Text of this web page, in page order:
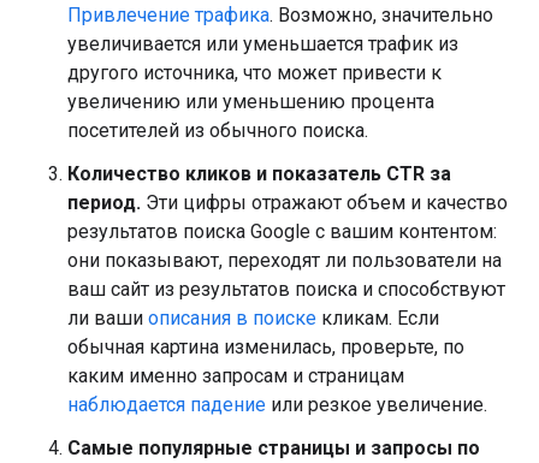
Привлечение трафика. Возможно, значительно
увеличивается или уменьшается трафик из
другого источника, что может привести к
увеличению или уменьшению процента
посетителей из обычного поиска.
Количество кликов и показатель CTR за
период. Эти цифры отражают объем и качество
результатов поиска Google с вашим контентом:
они показывают, переходят ли пользователи на
ваш сайт из результатов поиска и способствуют
ли ваши описания в поиске кликам. Если
обычная картина изменилась, проверьте, по
каким именно запросам и страницам
наблюдается падение или резкое увеличение.
Самые популярные страницы и запросы по